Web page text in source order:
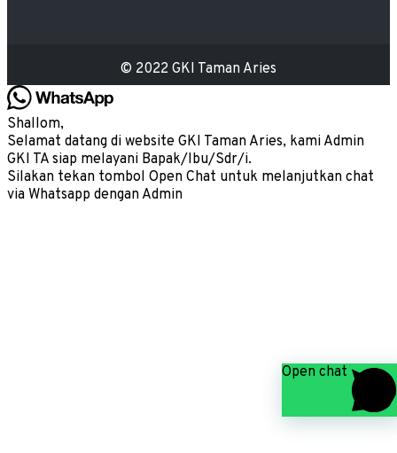
© 2022 GKI Taman Aries
Open chat
Shallom,
Selamat datang di website GKI Taman Aries, kami Admin
GKI TA siap melayani Bapak/Ibu/Sdr/i.
Silakan tekan tombol Open Chat untuk melanjutkan chat
via Whatsapp dengan Admin